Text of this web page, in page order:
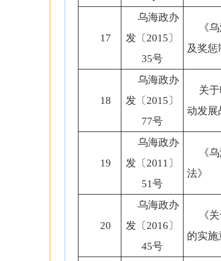
17
乌海政办
发〔2015〕
35号
《
及奖
18
乌海政办
发〔2015〕
77号
关
动发展
19
乌海政办
发〔2011〕
51号
《
法》
20
乌海政办
发〔2016〕
45号
《
的实施